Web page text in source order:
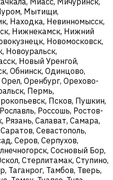
Мытищи,
Находка, Невинномысск,
Нижнекамск, Нижний
Новомосковск,
Новоуральск,
Новый Уренгой,
Обнинск, Одинцово,
Оренбург, Орехово-
Пермь,
Псков, Пушкин,
Россошь, Ростов-
Рязань, Салават, Самара,
Севастополь,
Серов, Серпухов,
Сосновый Бор,
Стерлитамак, Ступино,
Таганрог, Тамбов, Тверь,